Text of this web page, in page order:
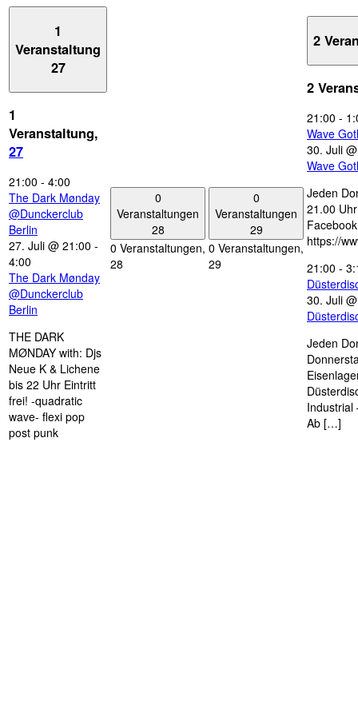
1
Veranstaltung
27
1
Veranstaltung,
27
21:00 - 4:00
The Dark Mønday
@Dunckerclub
Berlin
27. Juli @ 21:00 -
4:00
The Dark Mønday
@Dunckerclub
Berlin
THE DARK
MØNDAY with: Djs
Neue K & Lichene
bis 22 Uhr Eintritt
frei! -quadratic
wave- flexi pop
post punk
0
Veranstaltungen
28
0 Veranstaltungen,
28
0
Veranstaltungen
29
0 Veranstaltungen,
29
2
2
21:00 -
Wave
30. Juli
Wave
Jeden
21.00
https://
21:00 -
30. Juli
Jeden
Industrial
Ab […]